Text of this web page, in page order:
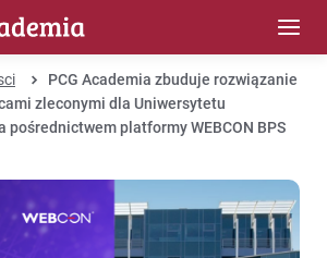
PCG Academia zbuduje rozwiązanie
zleconymi dla Uniwersytetu
pośrednictwem platformy WEBCON BPS